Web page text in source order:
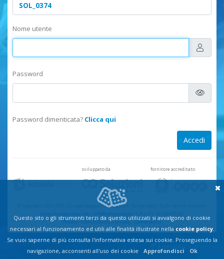
Nome utente
Password
Password dimenticata? Clicca qui
sviluppato da fornitore accreditato
© Copyright 2002-2026, Gruppo Spaggiari Parma S.p.A. Parma Italy
www.scuolaonline.info
info@soluzione.eu
Privacy-Comunicazioni privacy-Cookie policy
Questo sito o gli strumenti terzi da questo utilizzati si avvalgono di cookie
necessari al funzionamento ed utili alle finalità illustrate nella cookie policy.
Se vuoi saperne di più consulta l'informativa estesa sui cookie. Proseguendo la
navigazione, acconsenti all'uso dei cookie
Approfondisci Ok